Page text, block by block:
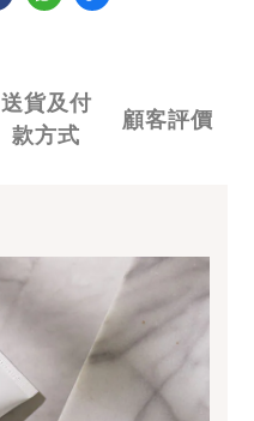
送貨及付
款方式
顧客評價